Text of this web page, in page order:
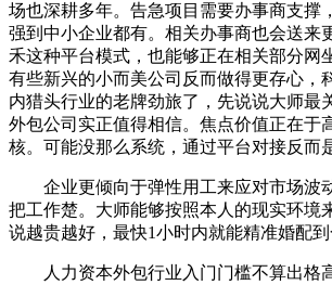
场也深耕多年。告急项目需要办事商支撑
强到中小企业都有。相关办事商也会送来
禾这种平台模式，也能够正在相关部分网
有些新兴的小而美公司反而做得更存心，
内猎头行业的老牌劲旅了，先说说大师
外包公司实正值得相信。焦点价值正在于
核。可能没那么系统，通过平台对接反而
企业更倾向于弹性用工来应对市场波
把工作楚。大师能够按照本人的现实环境
说越贵越好，最快1小时内就能精准婚配到
人力资本外包行业入门门槛不算出格